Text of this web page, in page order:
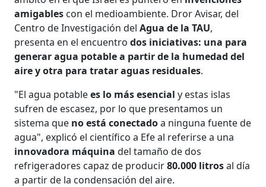
amigables con el medioambiente. Dror Avisar, del
Centro de Investigación delAgua de la TAU,
presenta en el encuentro dos iniciativas: una para
generar agua potable a partir de la humedad del
aire y otra para tratar aguas residuales.
"El agua potablees lo más esencial y estas islas
sufren de escasez, por lo que presentamos un
sistema que no está conectadoa ninguna fuente de
agua", explicó el científico a Efe al referirse a una
innovadora máquina del tamaño de dos
refrigeradores capaz de producir80.000 litrosal día
a partir de la condensación del aire.